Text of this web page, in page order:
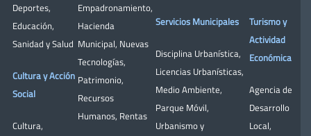
Deportes,
Educación,
Sanidad y Salud
Cultura y Acción
Social
Cultura,
Empadronamiento,
Hacienda
Municipal, Nuevas
Tecnologías,
Patrimonio,
Recursos
Humanos, Rentas
Servicios Municipales
Disciplina Urbanística,
Licencias Urbanísticas,
Medio Ambiente,
Parque Móvil,
Urbanismo y
Turismo y
Actividad
Económica
Agencia de
Desarrollo
Local,